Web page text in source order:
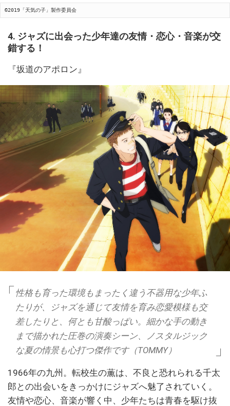
©2019「天気の子」製作委員会
4. ジャズに出会った少年達の友情・恋心・音楽が交
錯する！
『坂道のアポロン』
性格も育った環境もまったく違う不器用な少年ふ
たりが、ジャズを通じて友情を育み恋愛模様も交
差したりと、何とも甘酸っぱい。細かな手の動き
まで描かれた圧巻の演奏シーン、ノスタルジック
な夏の情景も心打つ傑作です（TOMMY）
1966年の九州。転校生の薫は、不良と恐れられる千太
郎との出会いをきっかけにジャズへ魅了されていく。
友情や恋心、音楽が響く中、少年たちは青春を駆け抜